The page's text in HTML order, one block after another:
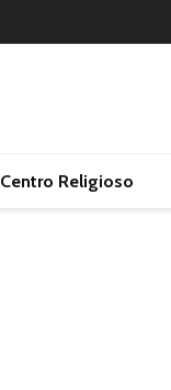
Centro Religioso